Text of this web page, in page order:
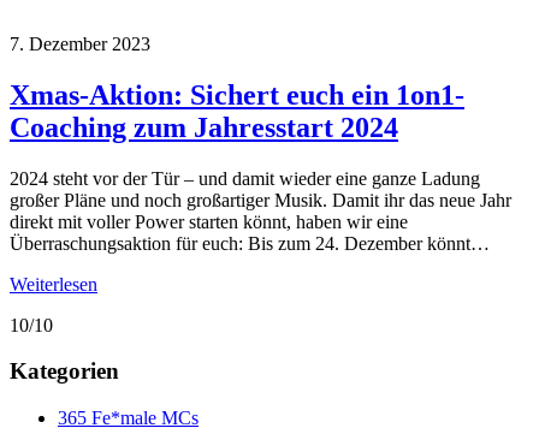
7. Dezember 2023
Xmas-Aktion: Sichert euch ein 1on1-
Coaching zum Jahresstart 2024
2024 steht vor der Tür – und damit wieder eine ganze Ladung
großer Pläne und noch großartiger Musik. Damit ihr das neue Jahr
direkt mit voller Power starten könnt, haben wir eine
Überraschungsaktion für euch: Bis zum 24. Dezember könnt…
Weiterlesen
10/10
Kategorien
365 Fe*male MCs